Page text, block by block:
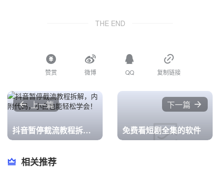
THE END
赞赏 微博 QQ 复制链接
上一篇
抖音暂停截流教程拆解，内附代码，小白也能轻松学会！
下一篇
免费看短剧全集的软件
相关推荐